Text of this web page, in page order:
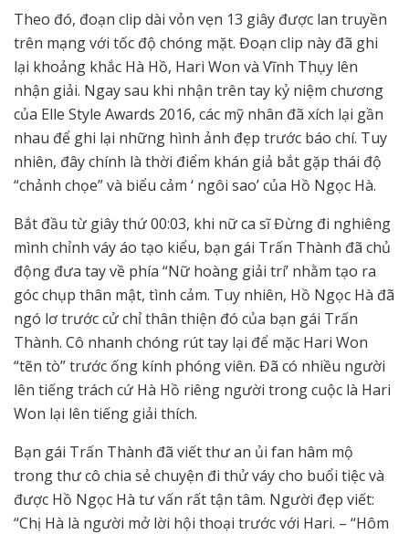
Theo đó, đoạn clip dài vỏn vẹn 13 giây được lan truyền
trên mạng với tốc độ chóng mặt. Đoạn clip này đã ghi
lại khoảng khắc Hà Hồ, Hari Won và Vĩnh Thụy lên
nhận giải. Ngay sau khi nhận trên tay kỷ niệm chương
của Elle Style Awards 2016, các mỹ nhân đã xích lại gần
nhau để ghi lại những hình ảnh đẹp trước báo chí. Tuy
nhiên, đây chính là thời điểm khán giả bắt gặp thái độ
“chảnh chọe” và biểu cảm ‘ ngôi sao’ của Hồ Ngọc Hà.
Bắt đầu từ giây thứ 00:03, khi nữ ca sĩ Đừng đi nghiêng
mình chỉnh váy áo tạo kiểu, bạn gái Trấn Thành đã chủ
động đưa tay về phía “Nữ hoàng giải trí’ nhằm tạo ra
góc chụp thân mật, tình cảm. Tuy nhiên, Hồ Ngọc Hà đã
ngó lơ trước cử chỉ thân thiện đó của bạn gái Trấn
Thành. Cô nhanh chóng rút tay lại để mặc Hari Won
“tẽn tò” trước ống kính phóng viên. Đã có nhiều người
lên tiếng trách cứ Hà Hồ riêng người trong cuộc là Hari
Won lại lên tiếng giải thích.
Bạn gái Trấn Thành đã viết thư an ủi fan hâm mộ
trong thư cô chia sẻ chuyện đi thử váy cho buổi tiệc và
được Hồ Ngọc Hà tư vấn rất tận tâm. Người đẹp viết:
“Chị Hà là người mở lời hội thoại trước với Hari. – “Hôm